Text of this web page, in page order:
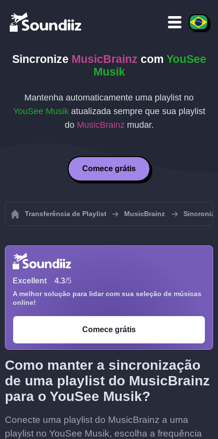
Sincronize MusicBrainz com YouSee
Musik
Mantenha automaticamente uma playlist no
YouSee Musikatualizada sempre que sua playlist
do MusicBrainz mudar.
Comece grátis
Transferência de Playlist MusicBrainz
Excellent 4.3/5
A melhor solução para lidar com sua seleção de músicas
online!
Comece grátis
Como manter a sincronização
de uma playlist do MusicBrainz
para o YouSee Musik?
Conecte uma playlist do MusicBrainz a uma
playlist no YouSee Musik, escolha a frequência